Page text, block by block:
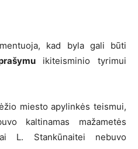
kad byla gali būti
ikiteisminio tyrimui
miesto apylinkės teismui,
kaltinamas mažametės
L. Stankūnaitei nebuvo